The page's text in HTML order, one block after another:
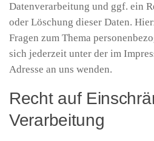
Datenverarbeitung und ggf. ein
oder Löschung dieser Daten.
Fragen zum Thema
sich jederzeit unter der im
Adresse an uns wenden.
Recht auf
Verarbeitung